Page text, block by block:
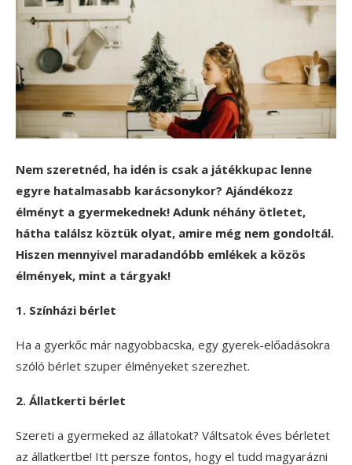
Nem szeretnéd, ha idén is csak a játékkupac lenne
egyre hatalmasabb karácsonykor? Ajándékozz
élményt a gyermekednek! Adunk néhány ötletet,
hátha találsz köztük olyat, amire még nem gondoltál.
Hiszen mennyivel maradandóbb emlékek a közös
élmények, mint a tárgyak!
1. Színházi bérlet
Ha a gyerkőc már nagyobbacska, egy gyerek-előadásokra
szóló bérlet szuper élményeket szerezhet.
2. Állatkerti bérlet
Szereti a gyermeked az állatokat? Váltsatok éves bérletet
az állatkertbe! Itt persze fontos, hogy el tudd magyarázni